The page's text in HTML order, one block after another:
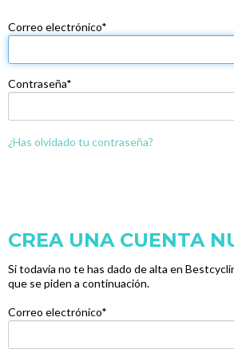
Correo electrónico*
Contraseña*
¿Has olvidado tu contraseña?
CREA UNA CUENTA
Si todavía no te has dado de alta en
que se piden a continuación.
Correo electrónico*